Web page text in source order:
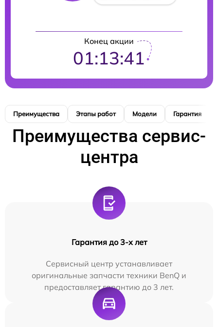
Конец акции
01:13:40
Преимущества Этапы работ Модели Гарантия
Преимущества сервис-
центра
Гарантия до 3-х лет
Сервисный центр устанавливает
оригинальные запчасти техники BenQ и
предоставляет гарантию до 3 лет.